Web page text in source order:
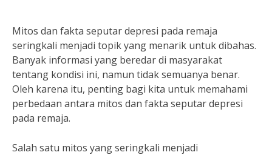
Mitos dan fakta seputar depresi pada remaja
seringkali menjadi topik yang menarik untuk dibahas.
Banyak informasi yang beredar di masyarakat
tentang kondisi ini, namun tidak semuanya benar.
Oleh karena itu, penting bagi kita untuk memahami
perbedaan antara mitos dan fakta seputar depresi
pada remaja.
Salah satu mitos yang seringkali menjadi